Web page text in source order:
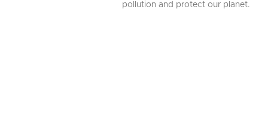
pollution and protect our planet.